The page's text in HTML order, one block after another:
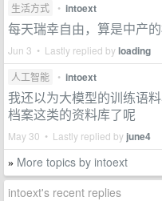
生活方式 • intoext
每天瑞幸自由，算是中产的
Jun 3 • Lastly replied byloading
人工智能 • intoext
我还以为大模型的训练语
档案这类的资料库了呢
May 30 • Lastly replied by june4
» More topics by intoext
intoext's recent replies